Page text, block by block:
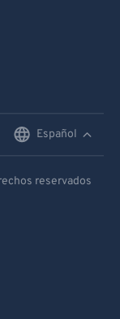
Español
reservados